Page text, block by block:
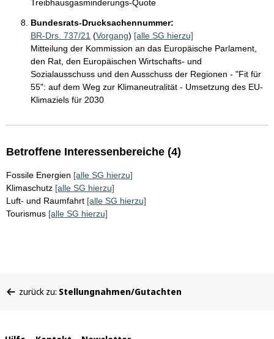
Treibhausgasminderungs-Quote
Bundesrats-Drucksachennummer:
BR-Drs. 737/21 (Vorgang) [alle SG hierzu]
Mitteilung der Kommission an das Europäische Parlament,
den Rat, den Europäischen Wirtschafts- und
Sozialausschuss und den Ausschuss der Regionen - "Fit für
55": auf dem Weg zur Klimaneutralität - Umsetzung des EU-
Klimaziels für 2030
Betroffene Interessenbereiche (4)
Fossile Energien [alle SG hierzu]
Klimaschutz [alle SG hierzu]
Luft- und Raumfahrt [alle SG hierzu]
Tourismus [alle SG hierzu]
befinden
zurück zu: Stellungnahmen/Gutachten